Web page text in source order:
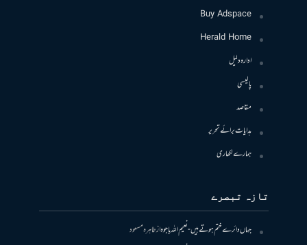
Buy Adspace
Herald Home
ادارہ دلیل
پالیسی
مقاصد
ہدایات برائے تحریر
ہمارے لکھاری
تازہ تبصرے
جہاں دائرے ختم ہوتے ہیں- نعیم اللہ باجوہازطاہرہ مسعود